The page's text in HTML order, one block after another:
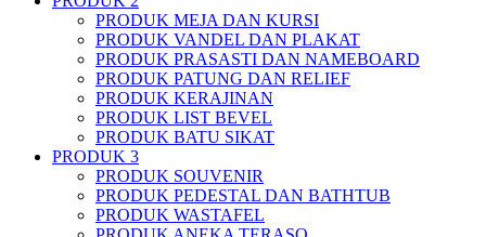
PRODUK MEJA DAN KURSI
PRODUK VANDEL DAN PLAKAT
PRODUK PRASASTI DAN NAMEBOARD
PRODUK PATUNG DAN RELIEF
PRODUK KERAJINAN
PRODUK LIST BEVEL
PRODUK BATU SIKAT
PRODUK 3
PRODUK SOUVENIR
PRODUK PEDESTAL DAN BATHTUB
PRODUK WASTAFEL